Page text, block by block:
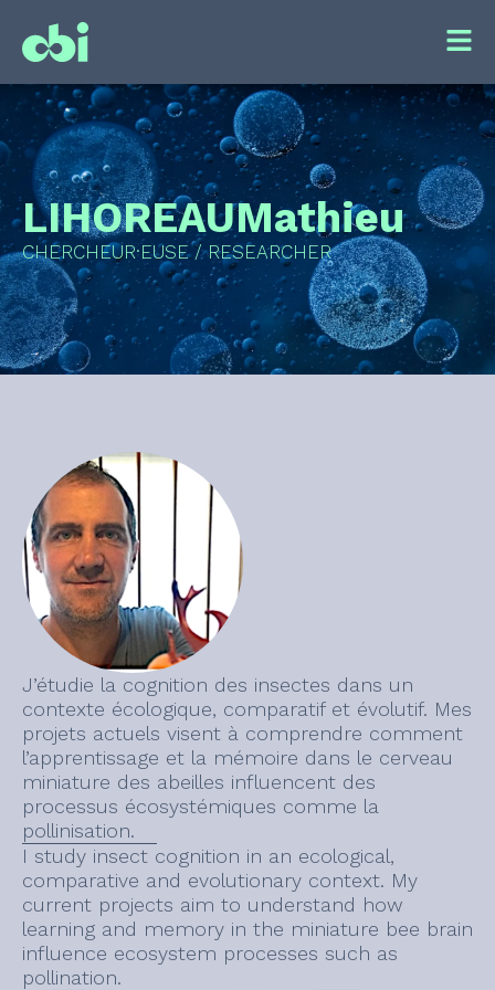
LIHOREAUMathieu
CHERCHEUR·EUSE / RESEARCHER
J’étudie la cognition des insectes dans un
contexte écologique, comparatif et évolutif. Mes
projets actuels visent à comprendre comment
l’apprentissage et la mémoire dans le cerveau
miniature des abeilles influencent des
processus écosystémiques comme la
pollinisation.
I study insect cognition in an ecological,
comparative and evolutionary context. My
current projects aim to understand how
learning and memory in the miniature bee brain
influence ecosystem processes such as
pollination.